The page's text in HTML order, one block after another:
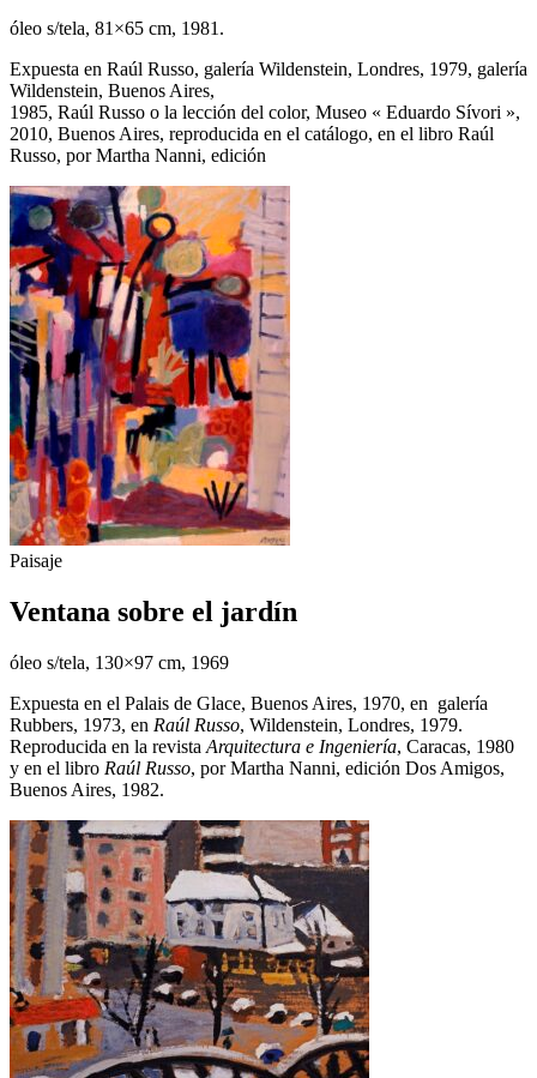
óleo s/tela, 81×65 cm, 1981.
Expuesta en Raúl Russo, galería Wildenstein, Londres, 1979, galería
Wildenstein, Buenos Aires,
1985, Raúl Russo o la lección del color, Museo « Eduardo Sívori »,
2010, Buenos Aires, reproducida en el catálogo, en el libro Raúl
Russo, por Martha Nanni, edición
Paisaje
Ventana sobre el jardín
óleo s/tela, 130×97 cm, 1969
Expuesta en el Palais de Glace, Buenos Aires, 1970, en galería
Rubbers, 1973, en Raúl Russo, Wildenstein, Londres, 1979.
Reproducida en la revista Arquitectura e Ingeniería, Caracas, 1980
y en el libro Raúl Russo, por Martha Nanni, edición Dos Amigos,
Buenos Aires, 1982.